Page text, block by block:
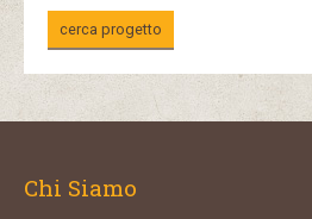
cerca progetto
Chi Siamo